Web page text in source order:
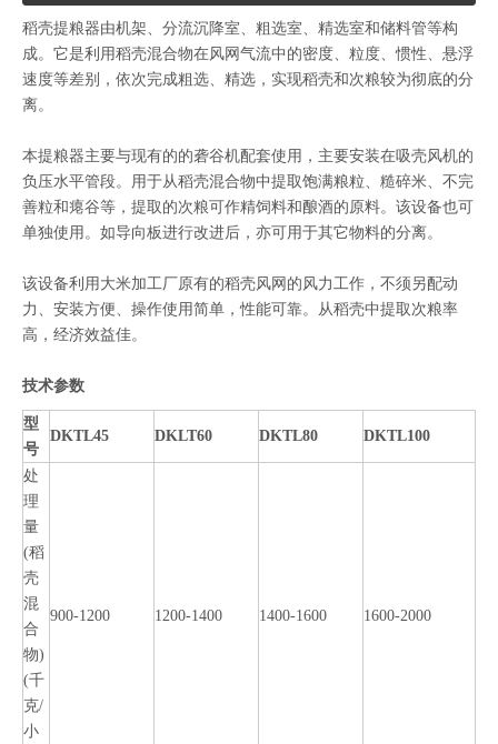
稻壳提粮器由机架、分流沉降室、粗选室、精选室和储料管等构
成。它是利用稻壳混合物在风网气流中的密度、粒度、惯性、悬浮
速度等差别，依次完成粗选、精选，实现稻壳和次粮较为彻底的分
离。
本提粮器主要与现有的的砻谷机配套使用，主要安装在吸壳风机的
负压水平管段。用于从稻壳混合物中提取饱满粮粒、糙碎米、不完
善粒和瘪谷等，提取的次粮可作精饲料和酿酒的原料。该设备也可
单独使用。如导向板进行改进后，亦可用于其它物料的分离。
该设备利用大米加工厂原有的稻壳风网的风力工作，不须另配动
力、安装方便、操作使用简单，性能可靠。从稻壳中提取次粮率
高，经济效益佳。
技术参数
型
号
DKTL45 DKLT60 DKTL80 DKTL100
处
理
量
(稻
壳
混
合
物)
(千
克/
小
900-1200 1200-1400 1400-1600 1600-2000